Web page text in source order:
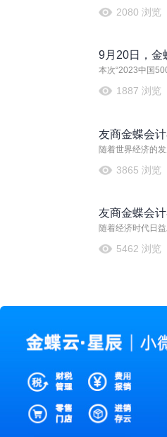
蝶效融”嵌入式供
2080 浏览
9月20日，金
本次“2023中国
榜单，并发布《
1887 浏览
友商金蝶会
企业需求
随着世界经济的
扩展性很强，为
3865 浏览
友商金蝶会
高效
随着经济时代日
行业带来了革命
5462 浏览